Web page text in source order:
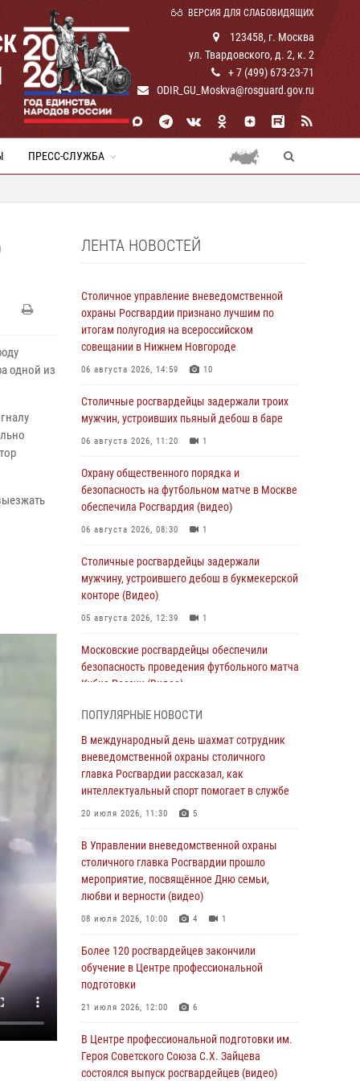
ВЕРСИЯ ДЛЯ СЛАБОВИДЯЩИХ
123458, г. Москва
ул. Твардовского, д. 2, к. 2
+ 7 (499) 673-23-71
ODIR_GU_Moskva@rosguard.gov.ru
ПРЕСС-СЛУЖБА
одной из
ЛЕНТА НОВОСТЕЙ
Столичное управление вневедомственной
охраны Росгвардии признано лучшим по
итогам полугодия на всероссийском
совещании в Нижнем Новгороде
06 августа 2026, 14:59 10
Столичные росгвардейцы задержали троих
мужчин, устроивших пьяный дебош в баре
06 августа 2026, 11:20 1
Охрану общественного порядка и
безопасность на футбольном матче в Москве
обеспечила Росгвардия (видео)
06 августа 2026, 08:30 1
Столичные росгвардейцы задержали
мужчину, устроившего дебош в букмекерской
конторе (Видео)
05 августа 2026, 12:39 1
Московские росгвардейцы обеспечили
безопасность проведения футбольного матча
Кубка России (Видео)
Делегация МВД Республики Беларусь
ознакомилась с передовыми методами
работы Росгвардии в Москве (видео)
04 августа 2026, 18:16 5 1
чемпионат по самбо и боевому самбо.
(видео)
04 августа 2026, 14:00 7 1
Офицер Росгвардии стал гостем прямого
работе дежурных частей
04 августа 2026, 12:28
В Москве росгвардейцы задержали
торгового центра (видео)
04 августа 2026, 08:26 1
ПОПУЛЯРНЫЕ НОВОСТИ
В международный день шахмат сотрудник
вневедомственной охраны столичного
главка Росгвардии рассказал, как
интеллектуальный спорт помогает в службе
20 июля 2026, 11:30 5
В Управлении вневедомственной охраны
столичного главка Росгвардии прошло
мероприятие, посвящённое Дню семьи,
любви и верности (видео)
08 июля 2026, 10:00 4 1
Более 120 росгвардейцев закончили
обучение в Центре профессиональной
подготовки
21 июля 2026, 12:00 6
В Центре профессиональной подготовки им.
Героя Советского Союза С.Х. Зайцева
состоялся выпуск росгвардейцев (видео)